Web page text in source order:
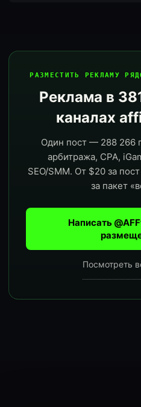
РАЗМЕСТИТЬ РЕКЛАМУ
Реклама в
каналах
Один пост — 288 266
арбитража, CPA,
SEO/SMM. От $20 за
за пакет
Написать
Посмотреть